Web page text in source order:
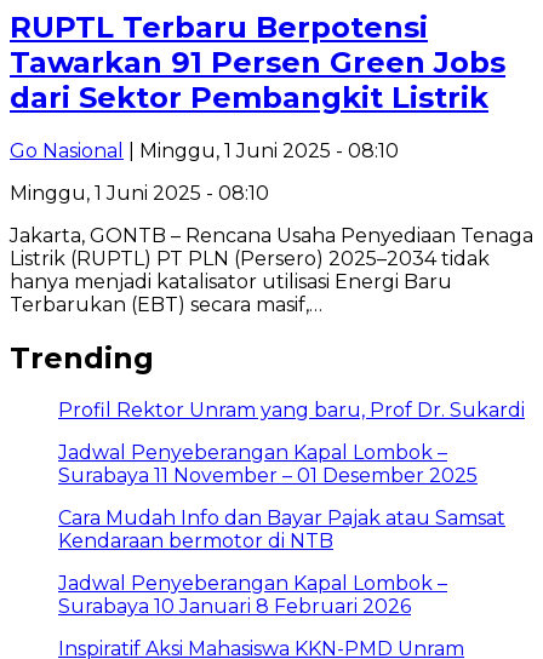
RUPTL Terbaru Berpotensi
Tawarkan 91 Persen Green Jobs
dari Sektor Pembangkit Listrik
Go Nasional
| Minggu, 1 Juni 2025 - 08:10
Minggu, 1 Juni 2025 - 08:10
Jakarta, GONTB – Rencana Usaha Penyediaan Tenaga
Listrik (RUPTL) PT PLN (Persero) 2025–2034 tidak
hanya menjadi katalisator utilisasi Energi Baru
Terbarukan (EBT) secara masif,…
Trending
Profil Rektor Unram yang baru, Prof Dr. Sukardi
Jadwal Penyeberangan Kapal Lombok –
Surabaya 11 November – 01 Desember 2025
Cara Mudah Info dan Bayar Pajak atau Samsat
Kendaraan bermotor di NTB
Jadwal Penyeberangan Kapal Lombok –
Surabaya 10 Januari 8 Februari 2026
Inspiratif Aksi Mahasiswa KKN-PMD Unram